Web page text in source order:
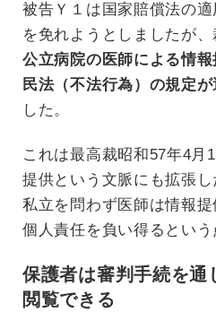
被告Ｙ１は国家賠償法の
を免れようとしましたが、
公立病院の医師による情
民法（不法行為）の規定
した。
これは最高裁昭和57年4月
提供という文脈にも拡張し
私立を問わず医師は情報
個人責任を負い得るという
保護者は審判手続を通
閲覧できる